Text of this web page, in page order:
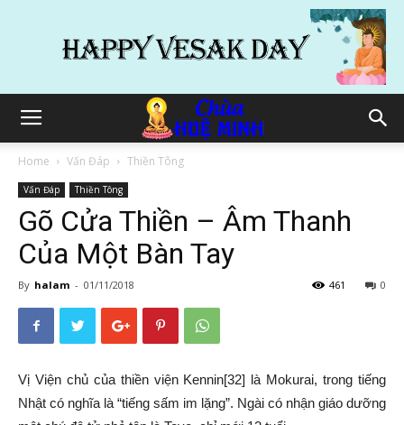
Home Vấn Đáp Thiền Tông
Vấn Đáp Thiền Tông
Gõ Cửa Thiền – Âm Thanh
Của Một Bàn Tay
By halam - 01/11/2018 0
461
Vị Viện chủcủa thiền việnKennin[32] là Mokurai, trong tiếng
Nhật có nghĩa là “tiếng sấm im lặng”. Ngài có nhận giáo dưỡng